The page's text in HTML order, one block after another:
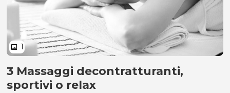
image 1
3 Massaggi decontratturanti,
3 Massaggi decontratturanti,
sportivi o relax